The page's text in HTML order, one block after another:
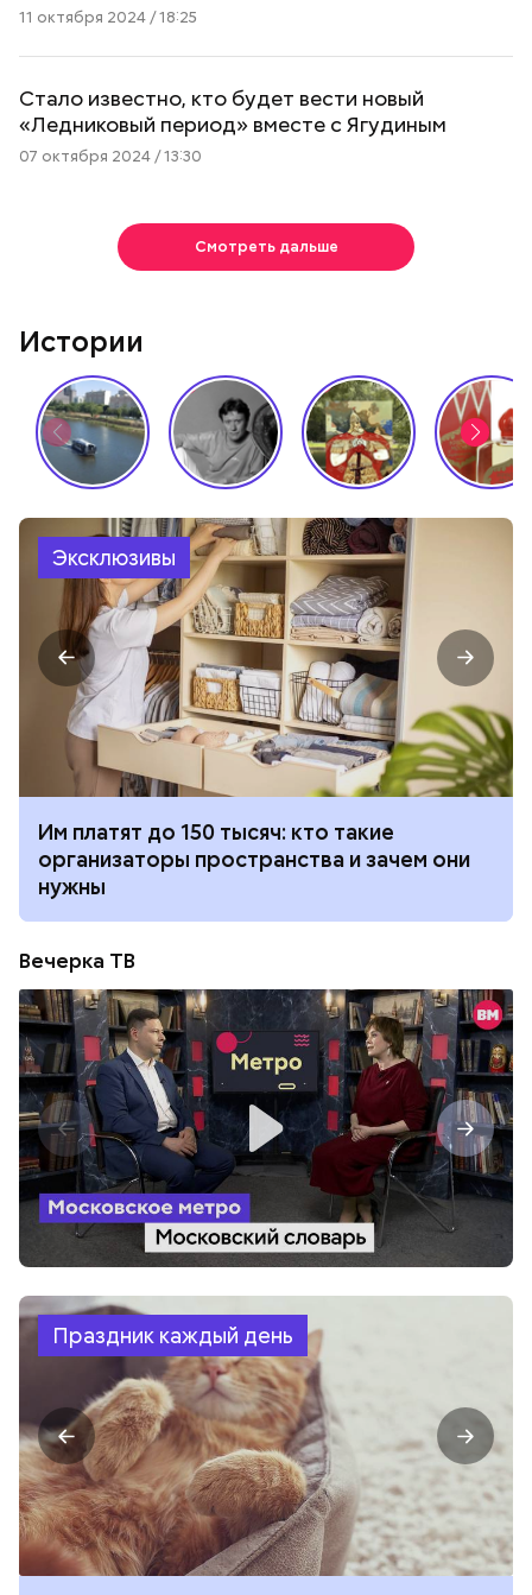
11 октября 2024 / 18:25
Стало известно, кто будет вести новый
«Ледниковый период» вместе с Ягудиным
07 октября 2024 / 13:30
Смотреть дальше
Истории
Эксклюзивы
Им платят до 150 тысяч: кто такие
организаторы пространства и зачем они
нужны
Вечерка ТВ
Праздник каждый день